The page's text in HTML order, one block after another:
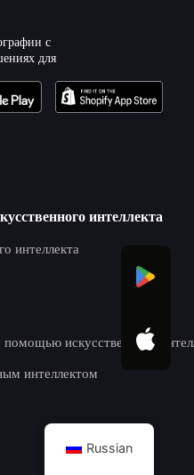
с
для
интеллекта
интеллекта
искусственного
интеллектом
Russian